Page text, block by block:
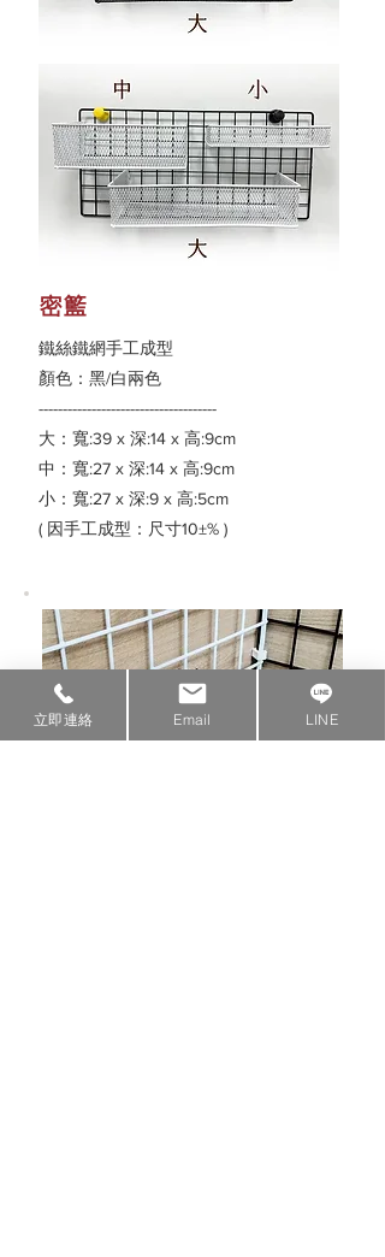
密籃
鐵絲鐵網手工成型
顏色：黑/白兩色
-------------------------------------
大：寬:39 x 深:14 x 高:9cm
中：寬:27 x 深:14 x 高:9cm
小：寬:27 x 深:9 x 高:5cm
( 因手工成型：尺寸10±% )
立即連絡 Email LINE